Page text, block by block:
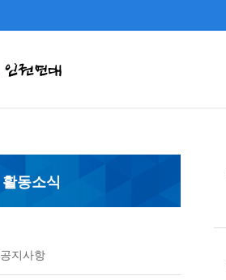
활동소식
공지사항